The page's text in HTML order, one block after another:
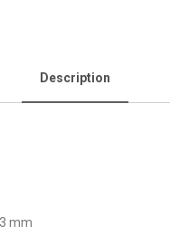
Description
mm